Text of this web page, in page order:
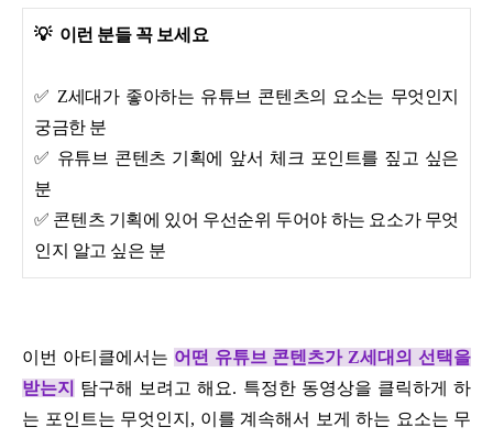
💡 이런 분들 꼭 보세요
✅ Z세대가 좋아하는 유튜브 콘텐츠의 요소는 무엇인지
궁금한 분
✅ 유튜브 콘텐츠 기획에 앞서 체크 포인트를 짚고 싶은
분
✅ 콘텐츠 기획에 있어 우선순위 두어야 하는 요소가 무엇
인지 알고 싶은 분
이번 아티클에서는 어떤 유튜브 콘텐츠가 Z세대의 선택을
받는지
탐구해 보려고 해요. 특정한 동영상을 클릭하게 하
는 포인트는 무엇인지, 이를 계속해서 보게 하는 요소는 무